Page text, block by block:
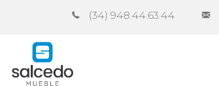
(34) 948.44.63.44